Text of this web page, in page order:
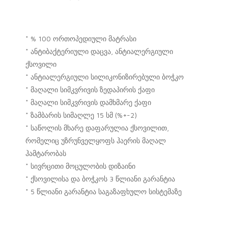
* % 100 ორთოპედიული მატრასი
* ანტიბაქტერიული დაცვა, ანტიალერგიული
ქსოვილი
* ანტიალერგიული სილიკონიზირებული ბოჭკო
* მაღალი სიმკვრივის ზედაპირის ქაფი
* მაღალი სიმკვრივის დამხმარე ქაფი
* ზამბარის სიმაღლე 15 სმ (%+-2)
* საწოლის მხარე დაფარულია ქსოვილით,
რომელიც უზრუნველყოფს ჰაერის მაღალ
ჰამტარობას
* სივრცითი მოცულობის დიზაინი
* ქსოვილისა და ბოჭკოს 3 წლიანი გარანტია
* 5 წლიანი გარანტია საგაზაფხულო სისტემაზე